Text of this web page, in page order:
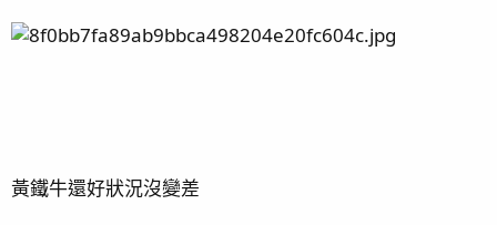
黃鐵牛還好狀況沒變差